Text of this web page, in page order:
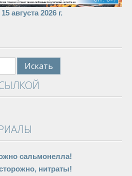
августа 2026 г.
Искать
сальмонелла!
нитраты!